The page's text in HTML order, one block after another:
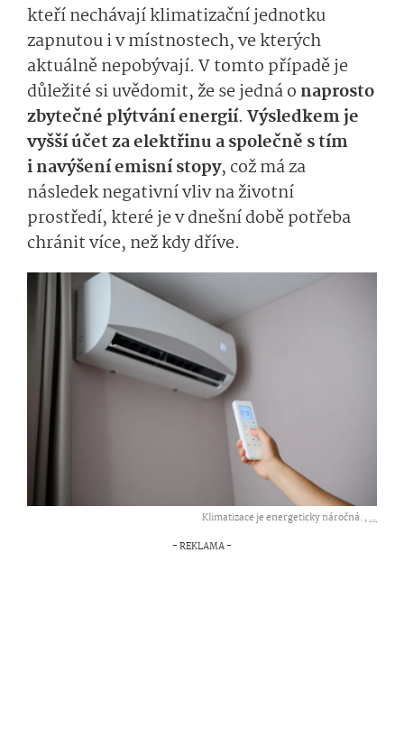
kteří nechávají klimatizační jednotku
zapnutou i v místnostech, ve kterých
aktuálně nepobývají. V tomto případě je
důležité si uvědomit, že se jedná o naprosto
zbytečné plýtvání energií. Výsledkem je
vyšší účet za elektřinu a společně s tím
i navýšení emisní stopy, což má za
následek negativní vliv na životní
prostředí, které je v dnešní době potřeba
chránit více, než kdy dříve.
Klimatizace je energeticky náročná. ,...